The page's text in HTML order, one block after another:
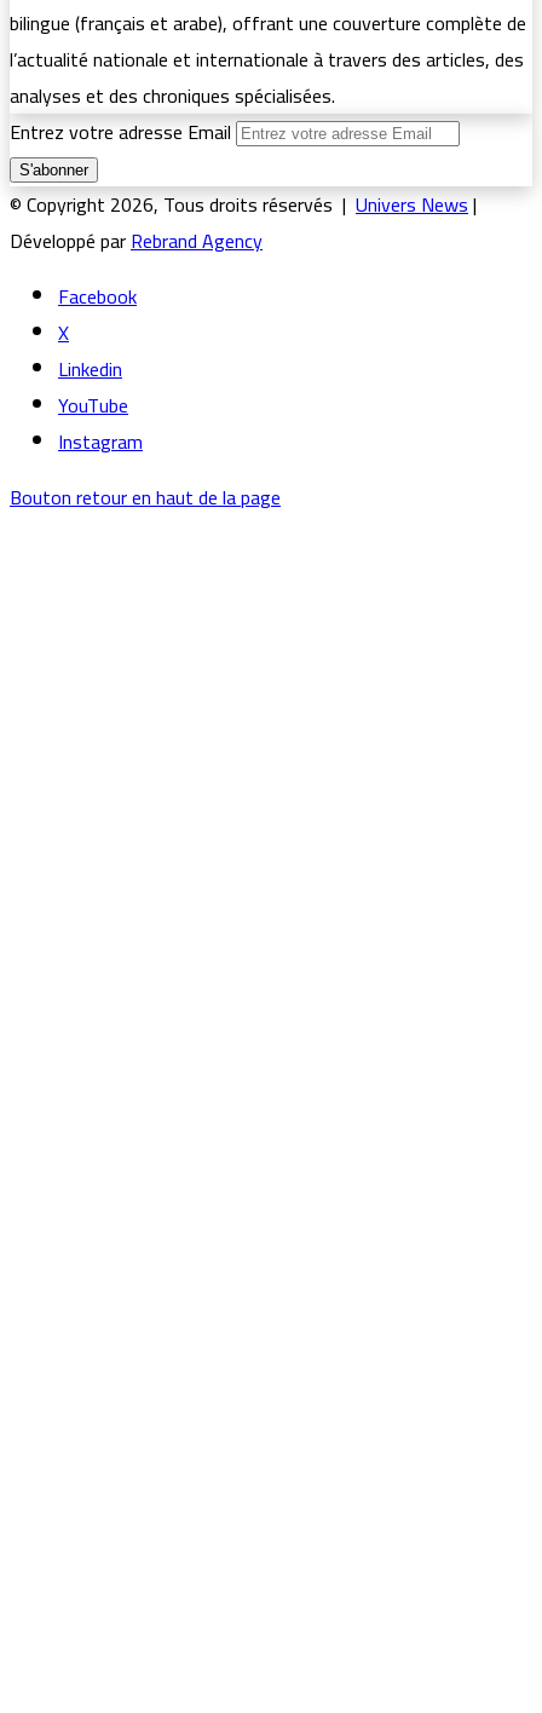
bilingue (français et arabe), offrant une couverture complète de
l’actualité nationale et internationale à travers des articles, des
analyses et des chroniques spécialisées.
Entrez votre adresse Email
© Copyright 2026, Tous droits réservés |Univers News|
Développé parRebrand Agency
Facebook
X
Linkedin
YouTube
Instagram
Bouton retour en haut de la page